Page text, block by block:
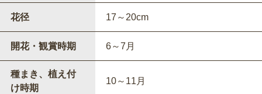
花径 17～20cm
開花・観賞時期 6～7月
種まき、植え付
け時期
10～11月